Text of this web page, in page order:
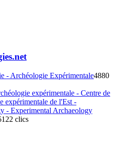
- Archéologie Expérimentale4880
expérimentale - Centre de
expérimentale de l'Est -
- Experimental Archaeology
clics